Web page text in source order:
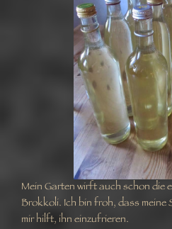
Mein Garten wirft auch schon die
Brokkoli. Ich bin froh, dass meine
mir hilft, ihn einzufrieren.